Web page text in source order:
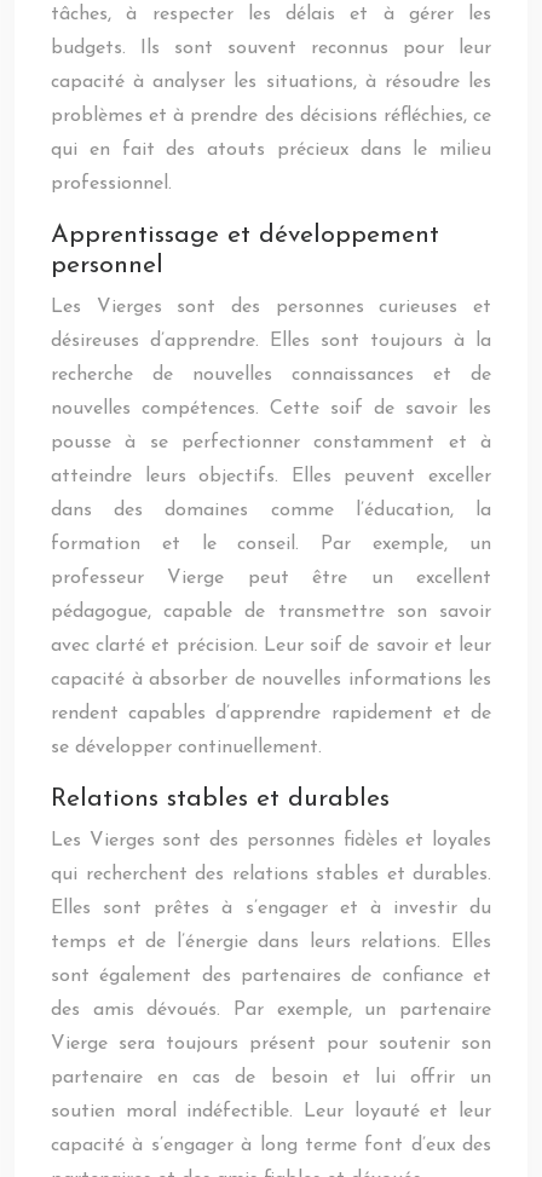
tâches, à respecter les délais et à gérer les
budgets. Ils sont souvent reconnus pour leur
capacité à analyser les situations, à résoudre les
problèmes et à prendre des décisions réfléchies, ce
qui en fait des atouts précieux dans le milieu
professionnel.
Apprentissage et développement
personnel
Les Vierges sont des personnes curieuses et
désireuses d’apprendre. Elles sont toujours à la
recherche de nouvelles connaissances et de
nouvelles compétences. Cette soif de savoir les
pousse à se perfectionner constamment et à
atteindre leurs objectifs. Elles peuvent exceller
dans des domaines comme l’éducation, la
formation et le conseil. Par exemple, un
professeur Vierge peut être un excellent
pédagogue, capable de transmettre son savoir
avec clarté et précision. Leur soif de savoir et leur
capacité à absorber de nouvelles informations les
rendent capables d’apprendre rapidement et de
se développer continuellement.
Relations stables et durables
Les Vierges sont des personnes fidèles et loyales
qui recherchent des relations stables et durables.
Elles sont prêtes à s’engager et à investir du
temps et de l’énergie dans leurs relations. Elles
sont également des partenaires de confiance et
des amis dévoués. Par exemple, un partenaire
Vierge sera toujours présent pour soutenir son
partenaire en cas de besoin et lui offrir un
soutien moral indéfectible. Leur loyauté et leur
capacité à s’engager à long terme font d’eux des